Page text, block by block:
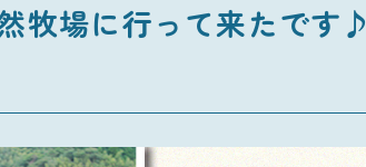
牧場に行って来たです♪